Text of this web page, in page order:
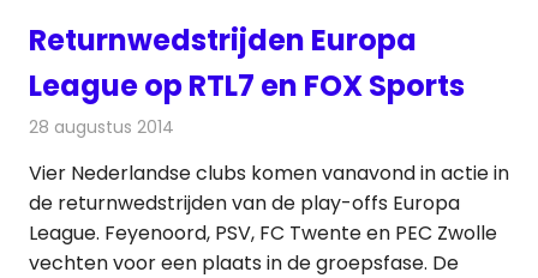
Returnwedstrijden Europa
League op RTL7 en FOX Sports
28 augustus 2014
Vier Nederlandse clubs komen vanavond in actie in
de returnwedstrijden van de play-offs Europa
League. Feyenoord, PSV, FC Twente en PEC Zwolle
vechten voor een plaats in de groepsfase. De